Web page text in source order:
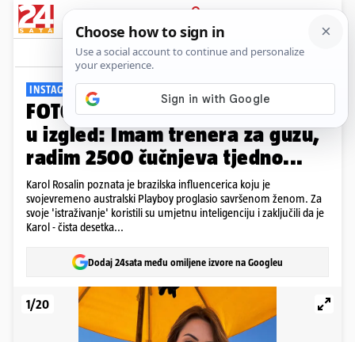
PRIJAVA
Galerija Komentari
INSTAGRAM SENZACIJA
FOTO 'Savršena' Brazilka ulaže
u izgled: Imam trenera za guzu,
radim 2500 čučnjeva tjedno...
Karol Rosalin poznata je brazilska influencerica koju je
svojevremeno australski Playboy proglasio savršenom ženom. Za
svoje 'istraživanje' koristili su umjetnu inteligenciju i zaključili da je
Karol - čista desetka...
Dodaj 24sata među omiljene izvore na Googleu
1/20